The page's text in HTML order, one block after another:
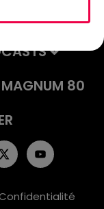
MAGNUM 80